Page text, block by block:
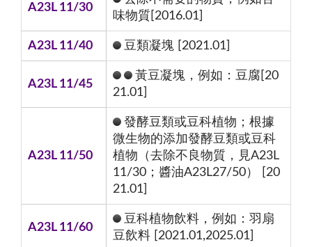
A23L 11/30
味物質[2016.01]
A23L 11/40 豆類凝塊 [2021.01]
A23L 11/45
黃豆凝塊，例如：豆腐[20
21.01]
A23L 11/50
發酵豆類或豆科植物；根據
微生物的添加發酵豆類或豆科
植物（去除不良物質，見A23L
11/30；醬油A23L27/50） [20
21.01]
A23L 11/60
豆科植物飲料，例如：羽扇
豆飲料 [2021.01,2025.01]